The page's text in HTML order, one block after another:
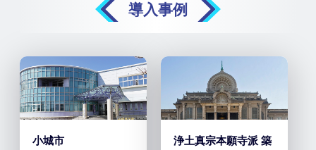
導入事例
小城市
浄土真宗本願寺派 築